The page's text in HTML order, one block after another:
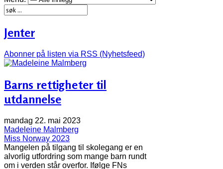
Jenter
Abonner på listen via RSS (Nyhetsfeed)
Barns rettigheter til
utdannelse
mandag 22. mai 2023
Madeleine Malmberg
Miss Norway 2023
Mangelen på tilgang til skolegang er en
alvorlig utfordring som mange barn rundt
om i verden står overfor. Ifølge FNs